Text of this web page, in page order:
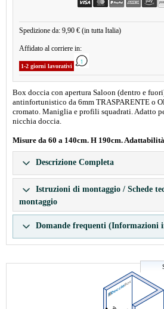
Spedizione da: 9,90 € (in tutta Italia)
Affidato al corriere in:
1-2 giorni lavorativi
Box doccia con apertura Saloon (dentro e
antinfortunistico da 6mm TRASPARENTE o
cromato. Maniglia e profili squadrati. Adatto
nicchia doccia.
Misure da 60 a 140cm. H 190cm.
Descrizione Completa
Istruzioni di montaggio / Schede
montaggio
Domande frequenti (Informazioni